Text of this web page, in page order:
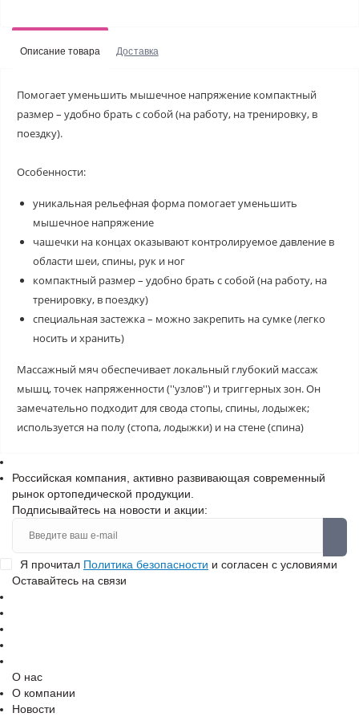
Описание товара Доставка
Помогает уменьшить мышечное напряжение компактный
размер – удобно брать с собой (на работу, на тренировку, в
поездку).
Особенности:
уникальная рельефная форма помогает уменьшить
мышечное напряжение
чашечки на концах оказывают контролируемое давление в
области шеи, спины, рук и ног
компактный размер – удобно брать с собой (на работу, на
тренировку, в поездку)
специальная застежка – можно закрепить на сумке (легко
носить и хранить)
Массажный мяч обеспечивает локальный глубокий массаж
мышц, точек напряженности (''узлов'') и триггерных зон. Он
замечательно подходит для свода стопы, спины, лодыжек;
используется на полу (стопа, лодыжки) и на стене (спина)
Российская компания, активно развивающая современный
рынок ортопедической продукции.
Подписывайтесь на новости и акции:
Я прочитал Политика безопасности и согласен с условиями
Оставайтесь на связи
О нас
О компании
Новости